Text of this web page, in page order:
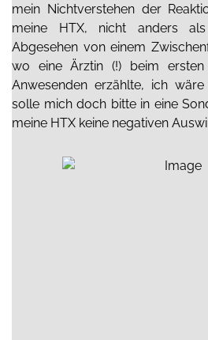
mein Nichtverstehen der
meine HTX, nicht anders
Abgesehen von einem
wo eine Ärztin (!) beim ersten
Anwesenden erzählte, ich
solle mich doch bitte in eine
meine HTX keine negativen